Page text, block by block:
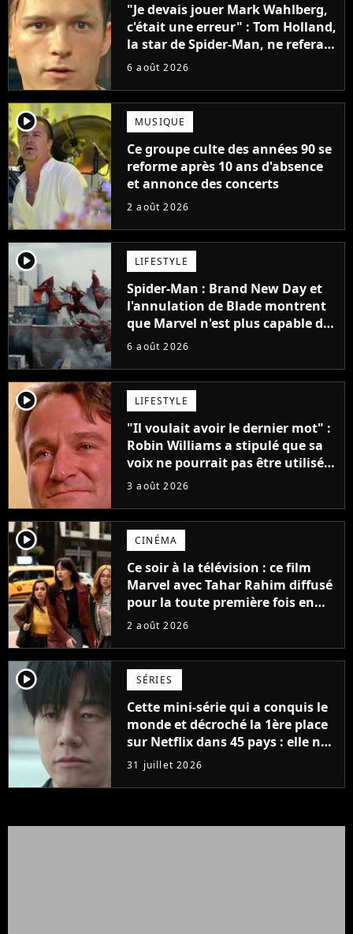
"Je devais jouer Mark Wahlberg,
c'était une erreur" : Tom Holland,
la star de Spider-Man, ne referait
pas ce blockbuster
6 août 2026
player2 MUSIQUE
Ce groupe culte des années 90 se
reforme après 10 ans d'absence
et annonce des concerts
2 août 2026
player2 LIFESTYLE
Spider-Man : Brand New Day et
l'annulation de Blade montrent
que Marvel n'est plus capable de
faire quoi que ce soit de simple
6 août 2026
player2 LIFESTYLE
"Il voulait avoir le dernier mot" :
Robin Williams a stipulé que sa
voix ne pourrait pas être utilisée
avant 2039, pourtant Disney
inédits
3 août 2026
player2 CINÉMA
Ce soir à la télévision : ce film
Marvel avec Tahar Rahim diffusé
pour la toute première fois en
France
2 août 2026
player2 SÉRIES
Cette mini-série qui a conquis le
monde et décroché la 1ère place
sur Netflix dans 45 pays : elle ne
compte que 10 épisodes et c'est
un phénomène mondial
31 juillet 2026